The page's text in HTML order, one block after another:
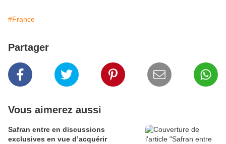
#France
Partager
Vous aimerez aussi
Safran entre en discussions
exclusives en vue d’acquérir